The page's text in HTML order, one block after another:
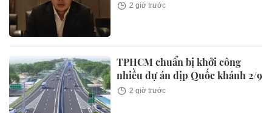
2 giờ trước
TPHCM chuẩn bị khởi công
nhiều dự án dịp Quốc khánh 2/9
2 giờ trước